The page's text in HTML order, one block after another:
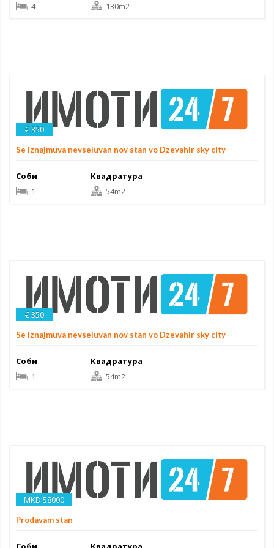
4
130m2
€ 350
Se iznajmuva nevseluvan nov stan vo Dzevahir sky city
Соби
1
Квадратура
54m2
€ 350
Se iznajmuva nevseluvan nov stan vo Dzevahir sky city
Соби
1
Квадратура
54m2
MKD 58000
Prodavam stan